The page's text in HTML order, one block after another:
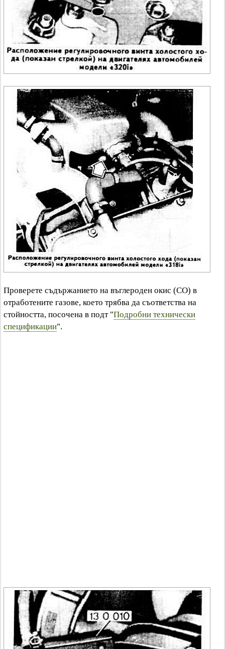
Проверете съдържанието на въглероден окис (CO) в
отработените газове, което трябва да съответства на
стойността, посочена в подт "Подробни технически
спецификации".